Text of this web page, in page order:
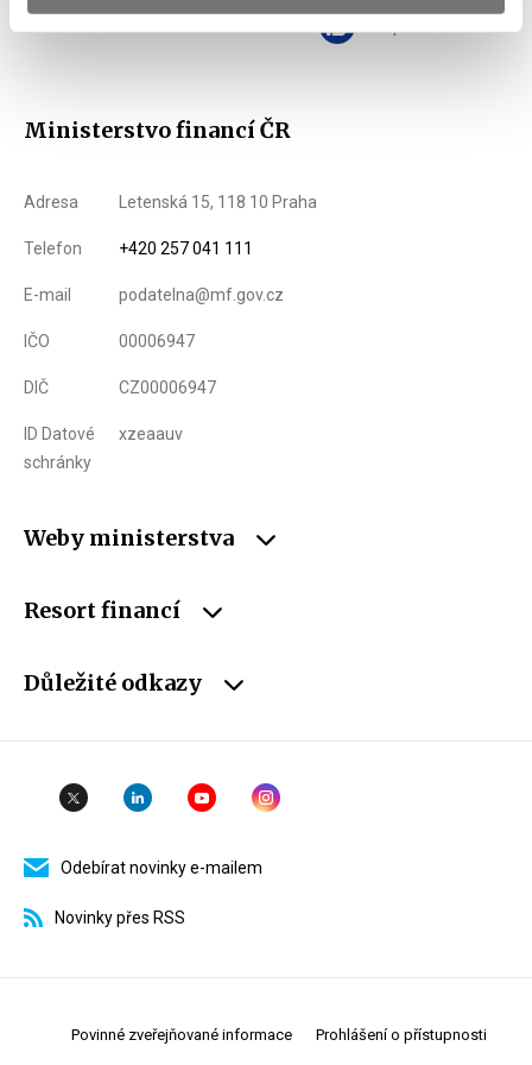
Ministerstvo financí ČR
Adresa Letenská 15, 118 10 Praha
Telefon +420 257 041 111
E-mail podatelna@mf.gov.cz
IČO 00006947
DIČ CZ00006947
ID Datové
schránky
xzeaauv
Weby ministerstva
Resort financí
Důležité odkazy
Odebírat novinky e-mailem
Novinky přes RSS
Povinné zveřejňované informace Prohlášení o přístupnosti